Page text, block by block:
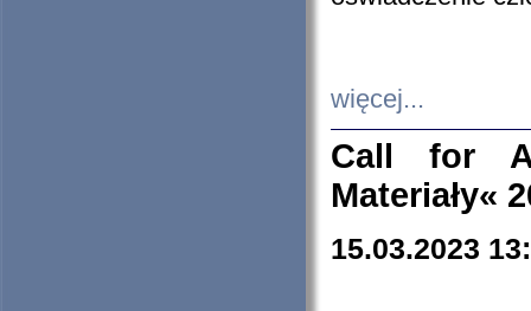
więcej...
Call for
Materiały«
15.03.2023